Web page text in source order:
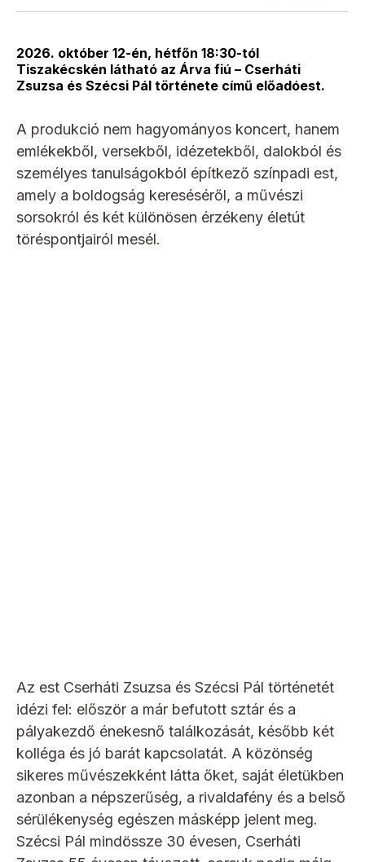
2026. október 12-én, hétfőn 18:30-tól
Tiszakécskén látható az Árva fiú – Cserháti
Zsuzsa és Szécsi Pál története című előadóest.
A produkció nem hagyományos koncert, hanem
emlékekből, versekből, idézetekből, dalokból és
személyes tanulságokból építkező színpadi est,
amely a boldogság kereséséről, a művészi
sorsokról és két különösen érzékeny életút
töréspontjairól mesél.
Az est Cserháti Zsuzsa és Szécsi Pál történetét
idézi fel: először a már befutott sztár és a
pályakezdő énekesnő találkozását, később két
kolléga és jó barát kapcsolatát. A közönség
sikeres művészekként látta őket, saját életükben
azonban a népszerűség, a rivaldafény és a belső
sérülékenység egészen másképp jelent meg.
Szécsi Pál mindössze 30 évesen, Cserháti